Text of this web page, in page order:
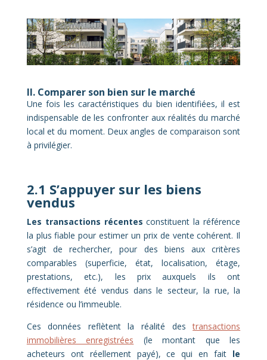
II. Comparer son bien sur le marché
Une fois les caractéristiques du bien identifiées, il est
indispensable de les confronter aux réalités du marché
local et du moment. Deux angles de comparaison sont
à privilégier.
2.1 S’appuyer sur les biens
vendus
Les transactions récentes constituent la référence
la plus fiable pour estimer un prix de vente cohérent. Il
s’agit de rechercher, pour des biens aux critères
comparables (superficie, état, localisation, étage,
prestations, etc.), les prix auxquels ils ont
effectivement été vendus dans le secteur, la rue, la
résidence ou l’immeuble.
Ces données reflètent la réalité destransactions
immobilières enregistrées (le montant que les
acheteurs ont réellement payé), ce qui en fait le